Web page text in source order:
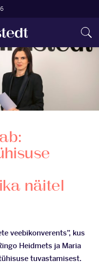
näitel
veebikonverents”, kus
Heidmets ja Maria
tuvastamisest.